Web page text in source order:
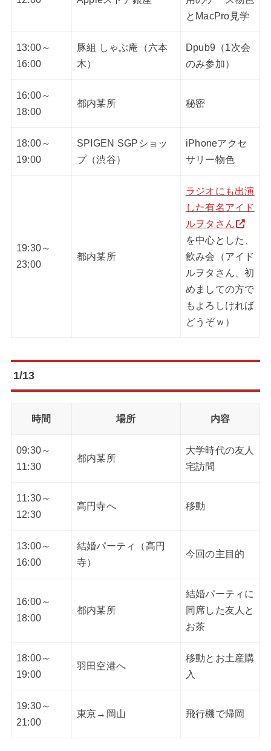
とMacPro見学
13:00～
16:00
豚組 しゃぶ庵（六本
木）
Dpub9（1次会
のみ参加）
16:00～
18:00
都内某所 秘密
18:00～
19:00
SPIGEN SGPショッ
プ（渋谷）
iPhoneアクセ
サリー物色
19:30～
23:00
都内某所
ラジオにも出演
した有名アイド
ルヲタさん
を中心とした、
飲み会（アイド
ルヲタさん、初
めましての方で
もよろしければ
どうぞｗ）
1/13
時間 場所 内容
09:30～
11:30
都内某所
大学時代の友人
宅訪問
11:30～
12:30
高円寺へ 移動
13:00～
16:00
結婚パーティ（高円
寺）
今回の主目的
16:00～
18:00
都内某所
結婚パーティに
同席した友人と
お茶
18:00～
19:00
羽田空港へ
移動とお土産購
入
19:30～
21:00
東京→岡山 飛行機で帰岡